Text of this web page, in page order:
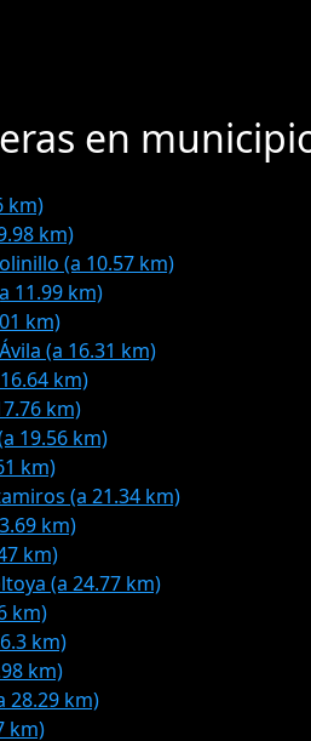
en
km)
km)
(a 10.57 km)
11.99 km)
km)
(a 16.31 km)
km)
km)
19.56 km)
km)
(a 21.34 km)
km)
km)
(a 24.77 km)
km)
km)
km)
28.29 km)
km)